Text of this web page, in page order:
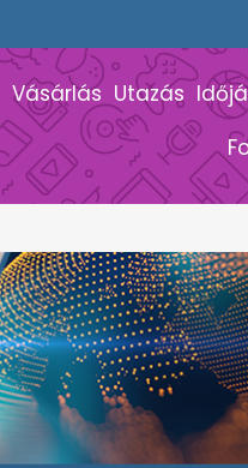
Vásárlás Utazás